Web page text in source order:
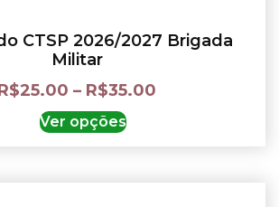
CTSP 2026/2027 Brigada
Militar
25.00 – R$35.00
Ver opções